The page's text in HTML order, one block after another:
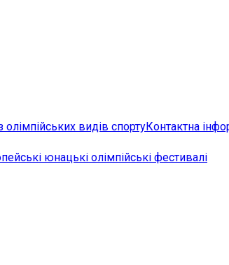
олімпійських видів спортуКонтактна
юнацькі олімпійські фестивалі